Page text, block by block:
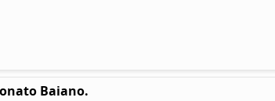
Baiano.